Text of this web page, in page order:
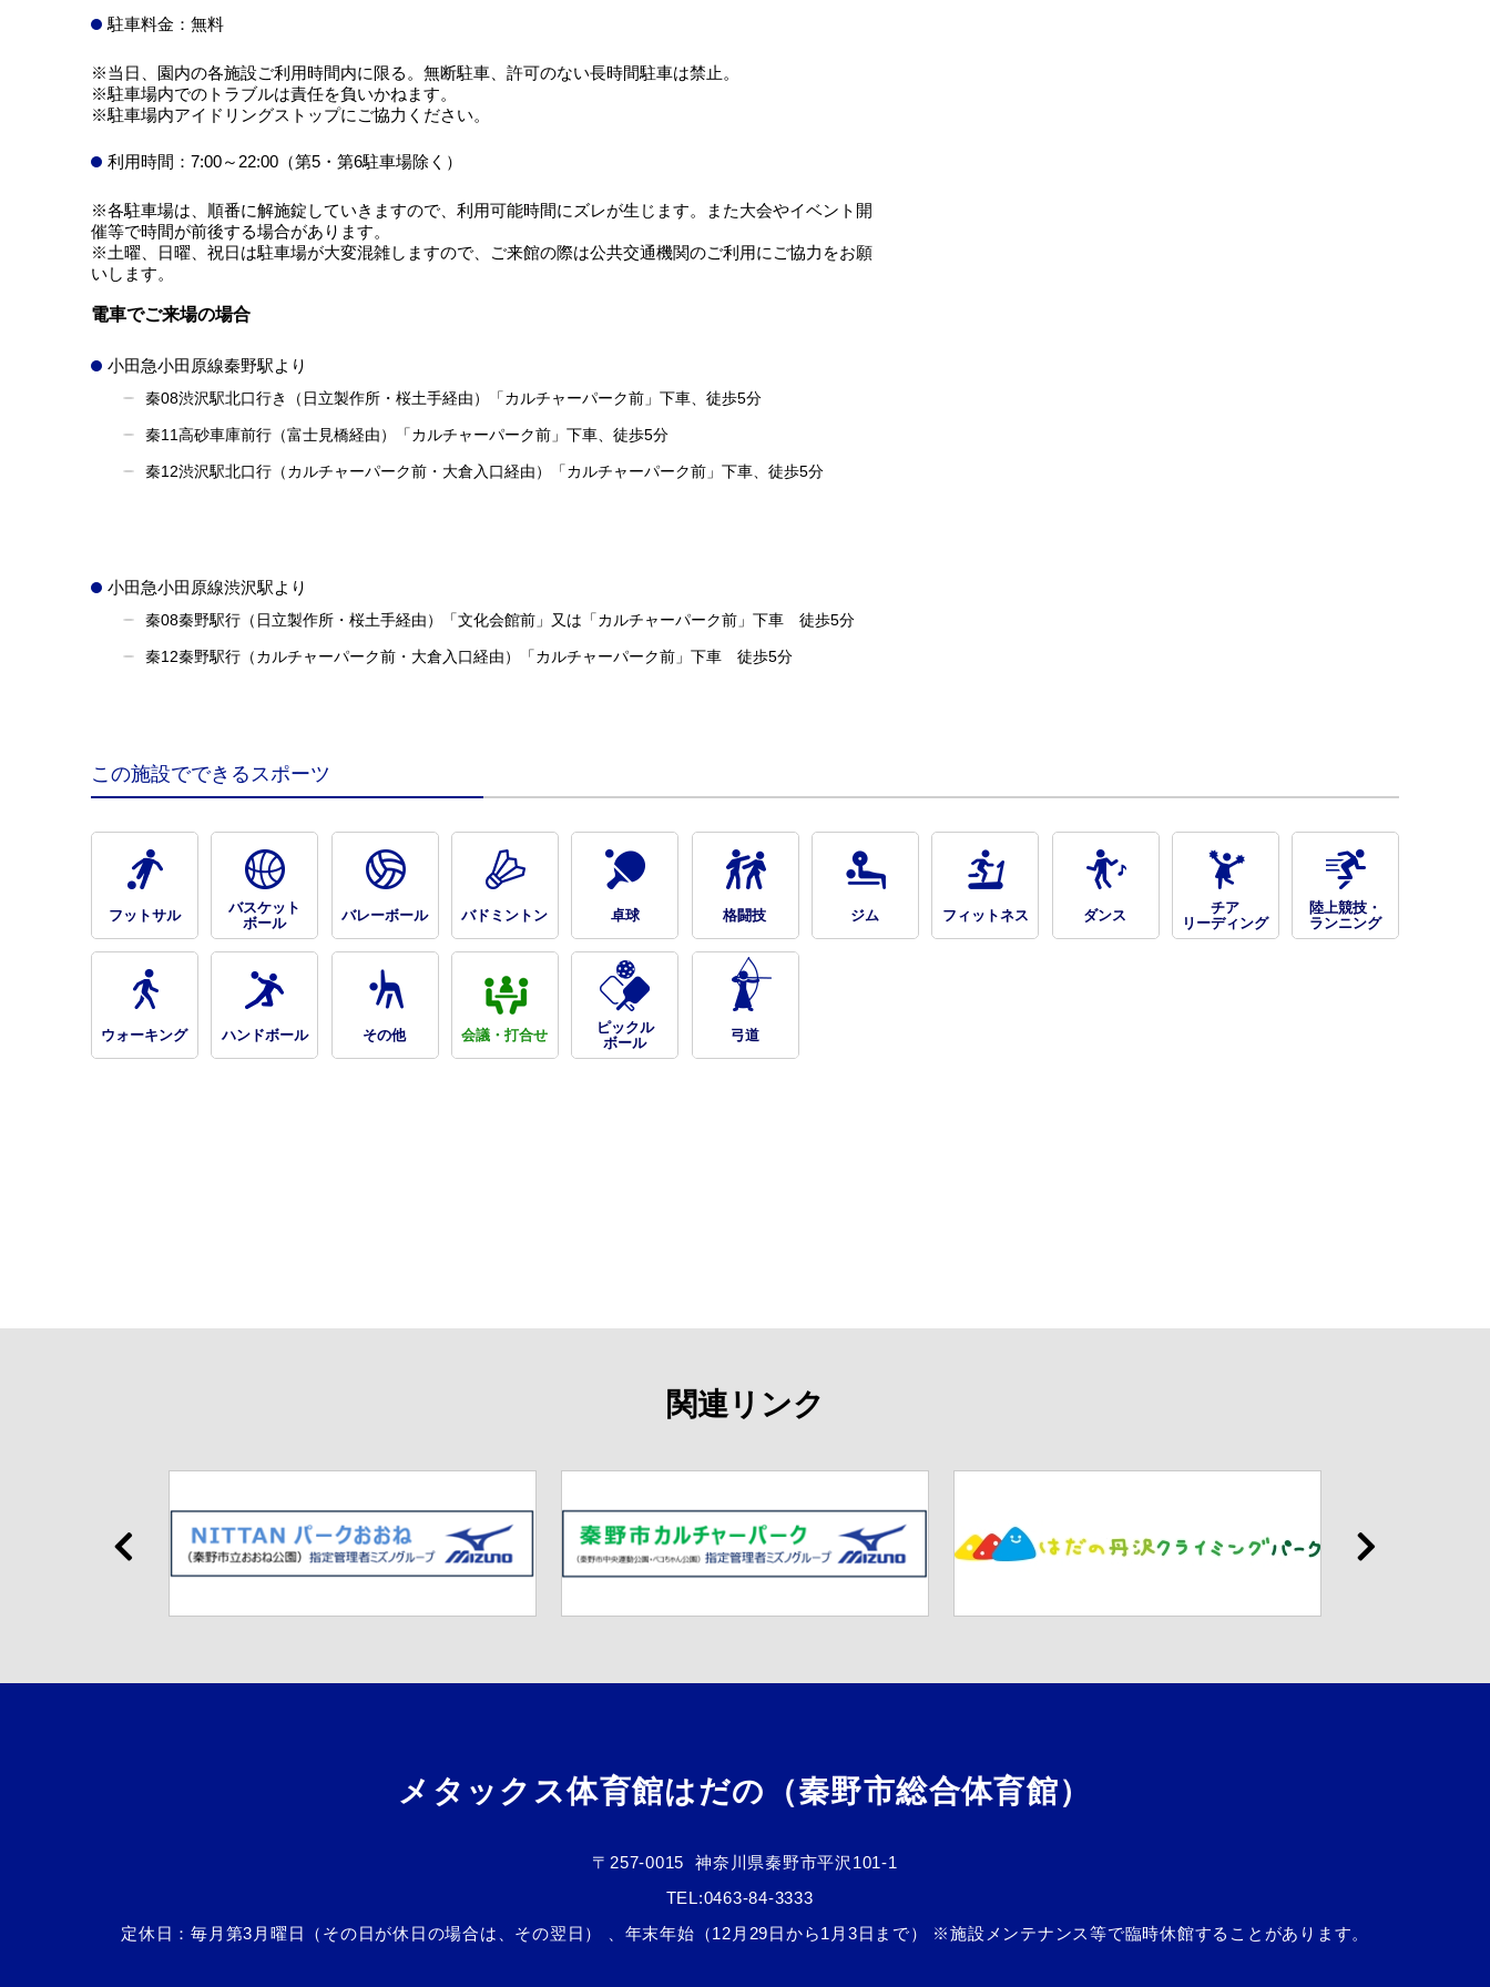
駐車料金：無料
※当日、園内の各施設ご利用時間内に限る。無断駐車、許可のない長時間駐車は禁止。
※駐車場内でのトラブルは責任を負いかねます。
※駐車場内アイドリングストップにご協力ください。
利用時間：7:00～22:00（第5・第6駐車場除く）
※各駐車場は、順番に解施錠していきますので、利用可能時間にズレが生じます。また大会やイベント開
催等で時間が前後する場合があります。
※土曜、日曜、祝日は駐車場が大変混雑しますので、ご来館の際は公共交通機関のご利用にご協力をお願
いします。
電車でご来場の場合
小田急小田原線秦野駅より
秦08渋沢駅北口行き（日立製作所・桜土手経由）「カルチャーパーク前」下車、徒歩5分
秦11高砂車庫前行（富士見橋経由）「カルチャーパーク前」下車、徒歩5分
秦12渋沢駅北口行（カルチャーパーク前・大倉入口経由）「カルチャーパーク前」下車、徒歩5分
小田急小田原線渋沢駅より
秦08秦野駅行（日立製作所・桜土手経由）「文化会館前」又は「カルチャーパーク前」下車 徒歩5分
秦12秦野駅行（カルチャーパーク前・大倉入口経由）「カルチャーパーク前」下車 徒歩5分
この施設でできるスポーツ
フットサル
バスケット
ボール
バレーボール バドミントン 卓球 格闘技 ジム フィットネス ダンス
チア
リーディング
陸上競技・
ランニング
ウォーキング ハンドボール その他 会議・打合せ
ピックル
ボール
弓道
関連リンク
メタックス体育館はだの（秦野市総合体育館）
〒257-0015
神奈川県秦野市平沢101-1
TEL:0463-84-3333
定休日：毎月第3月曜日（その日が休日の場合は、その翌日） 、年末年始（12月29日から1月3日まで） ※施設メンテナンス等で臨時休館することがあります。